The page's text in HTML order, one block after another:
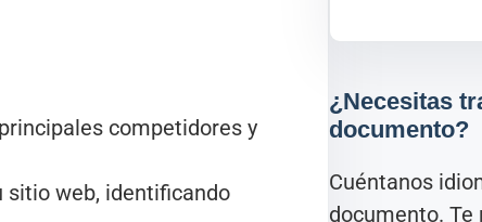
competidores y
sitio web, identificando
¿Necesitas
documento?
Cuéntanos
documento. Te